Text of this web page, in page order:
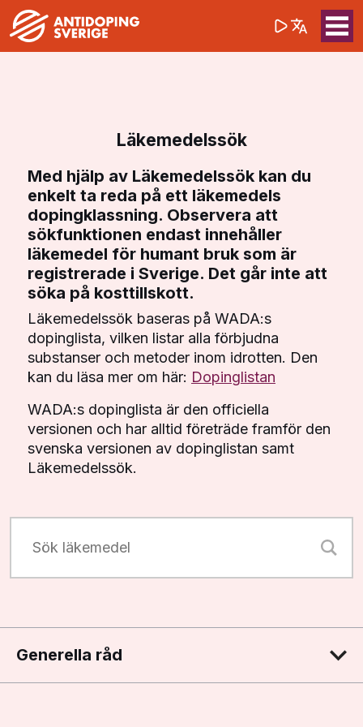
Sök på(opens in a
Läkemedelssök
Med hjälp av Läkemedelssök kan du
enkelt ta reda på ett läkemedels
dopingklassning. Observera att
sökfunktionen endast innehåller
läkemedel för humant bruk som är
registrerade i Sverige. Det går inte att
söka på kosttillskott.
Läkemedelssök baseras på WADA:s
dopinglista, vilken listar alla förbjudna
substanser och metoder inom idrotten. Den
kan du läsa mer om här: Dopinglistan
WADA:s dopinglista är den officiella
versionen och har alltid företräde framför den
svenska versionen av dopinglistan samt
Läkemedelssök.
Generella råd